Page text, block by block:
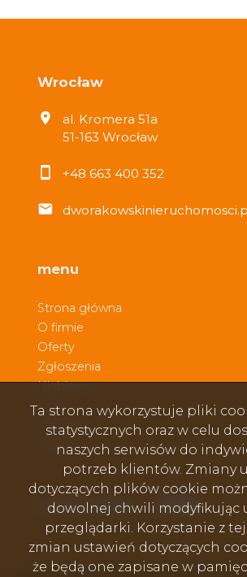
Wrocław
al. Kromera 51a
51-163 Wrocław
+48 663 400 352
menu
Strona główna
O firmie
Oferty
Zgłoszenia
Ulubione
Blog
Kontakt
Rodo
social media Facebook
Facebook
Facebook
Ta strona wykorzystuje pliki
statystycznych oraz w celu
naszych serwisów do
potrzeb klientów. Zmiany
dotyczących plików cookie
dowolnej chwili modyfikując
przeglądarki. Korzystanie z
zmian ustawień dotyczących
że będą one zapisane w